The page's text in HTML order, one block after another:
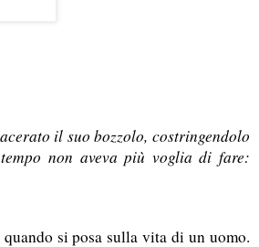
il suo bozzolo, costringendolo
non aveva più voglia di fare:
si posa sulla vita di un uomo.